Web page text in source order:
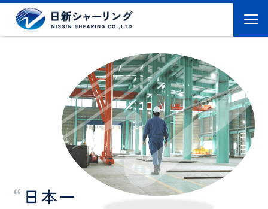
“ 日 本一